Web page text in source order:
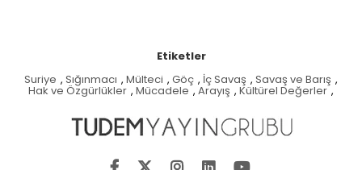
Etiketler
Suriye , Sığınmacı , Mülteci , Göç , İç Savaş , Savaş ve Barış ,
Hak ve Özgürlükler , Mücadele , Arayış , Kültürel Değerler ,